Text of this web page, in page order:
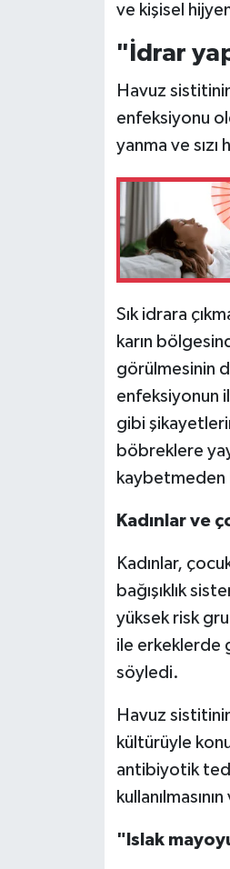
ve kişisel
"İdrar
Havuz
enfeksiyonu
yanma ve
Sık idrara
karın
görülmesinin
enfeksiyonun
gibi
böbreklere
kaybetmeden
Kadınlar ve
Kadınlar,
bağışıklık
yüksek risk
ile erkeklerde
söyledi.
Havuz
kültürüyle
antibiyotik
"Islak
Yaşam-Çevre